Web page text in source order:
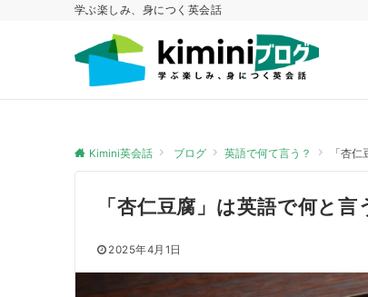
学ぶ楽しみ、身につく英会話
Kimini英会話 ブログ 英語で何て言う？ 「杏
「杏仁豆腐」は英語で何と
2025年4月1日